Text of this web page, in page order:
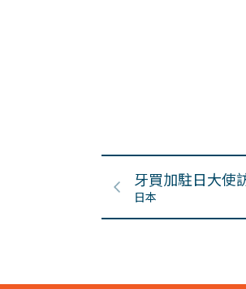
牙買加駐日大使
日本